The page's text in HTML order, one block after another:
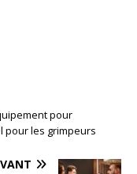
pour
pour les grimpeurs